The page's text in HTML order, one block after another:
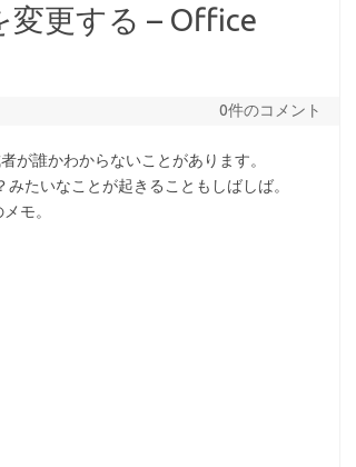
更する – Office
0件のコメント
が誰かわからないことがあります。
たいなことが起きることもしばしば。
モ。